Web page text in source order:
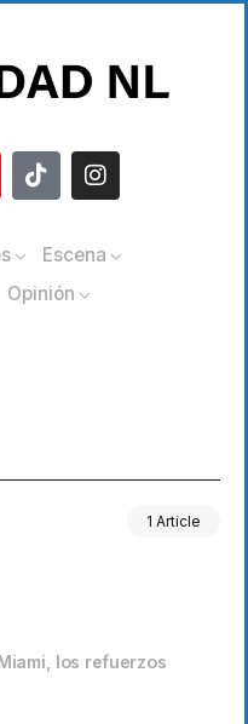
Escena
Opinión
1 Article
los refuerzos